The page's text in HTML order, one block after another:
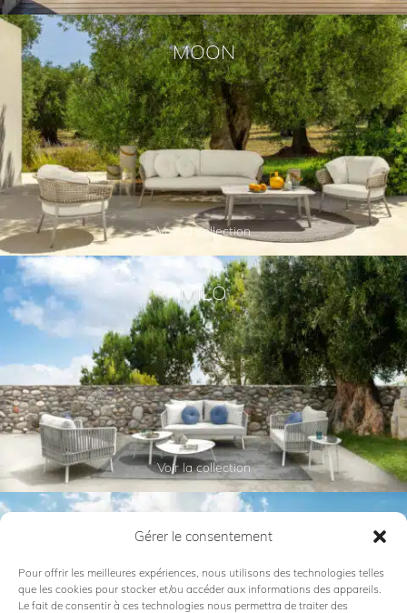
Gérer le consentement
Pour offrir les meilleures expériences, nous utilisons des technologies telles
que les cookies pour stocker et/ou accéder aux informations des appareils.
Le fait de consentir à ces technologies nous permettra de traiter des
MOON
Voir la collection
MILO
Voir la collection
MALÈ